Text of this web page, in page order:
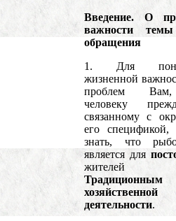
Введение. О
важности темы
обращения
1. Для
жизненной
проблем
человеку
связанному с
его спецификой,
знать, что
является для
жителей
Традиционным
хозяйственной
деятельности.